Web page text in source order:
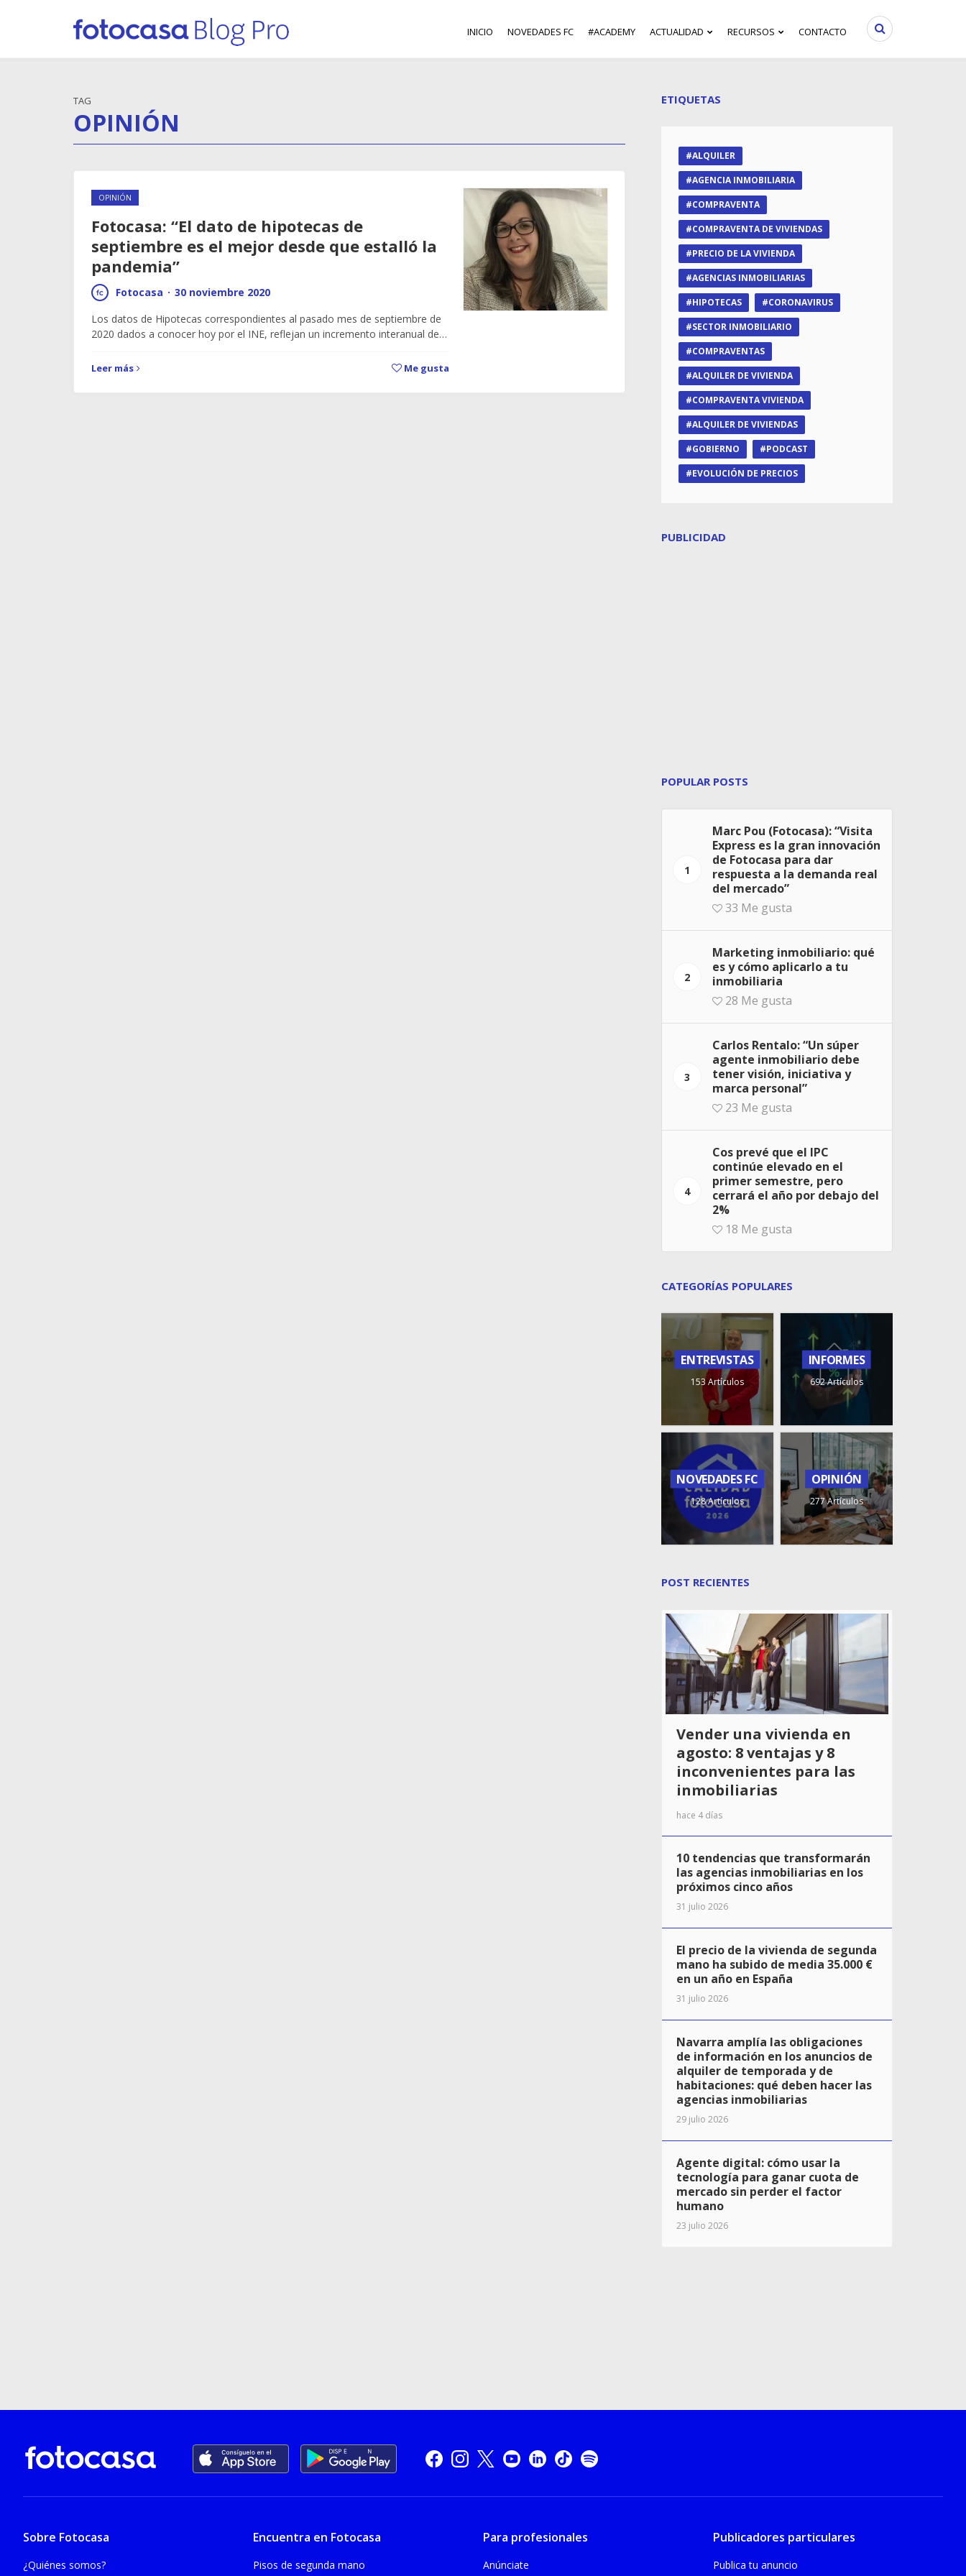
INICIO NOVEDADES FC #ACADEMY ACTUALIDAD RECURSOS CONTACTO
TAG
OPINIÓN
OPINIÓN
Fotocasa: “El dato de hipotecas de
septiembre es el mejor desde que estalló la
pandemia”
Fotocasa · 30 noviembre 2020
Los datos de Hipotecas correspondientes al pasado mes de septiembre de
2020 dados a conocer hoy por el INE, reflejan un incremento interanual de…
Leer más Me gusta
ETIQUETAS
ALQUILER
AGENCIA INMOBILIARIA
COMPRAVENTA
COMPRAVENTA DE VIVIENDAS
PRECIO DE LA VIVIENDA
AGENCIAS INMOBILIARIAS
HIPOTECAS
CORONAVIRUS
SECTOR INMOBILIARIO
COMPRAVENTAS
ALQUILER DE VIVIENDA
COMPRAVENTA VIVIENDA
ALQUILER DE VIVIENDAS
GOBIERNO
PODCAST
EVOLUCIÓN DE PRECIOS
PUBLICIDAD
POPULAR POSTS
1
Marc Pou (Fotocasa): “Visita
Express es la gran innovación
de Fotocasa para dar
respuesta a la demanda real
del mercado”
33 Me gusta
2
Marketing inmobiliario: qué
es y cómo aplicarlo a tu
inmobiliaria
28 Me gusta
3
Carlos Rentalo: “Un súper
agente inmobiliario debe
tener visión, iniciativa y
marca personal”
23 Me gusta
4
Cos prevé que el IPC
continúe elevado en el
primer semestre, pero
cerrará el año por debajo del
2%
18 Me gusta
CATEGORÍAS POPULARES
ENTREVISTAS
153 Artículos
INFORMES
692 Artículos
NOVEDADES FC
128 Artículos
OPINIÓN
277 Artículos
POST RECIENTES
Vender una vivienda en
agosto: 8 ventajas y 8
inconvenientes para las
inmobiliarias
hace 4 días
10 tendencias que transformarán
las agencias inmobiliarias en los
próximos cinco años
31 julio 2026
El precio de la vivienda de segunda
mano ha subido de media 35.000 €
en un año en España
31 julio 2026
Navarra amplía las obligaciones
de información en los anuncios de
alquiler de temporada y de
habitaciones: qué deben hacer las
agencias inmobiliarias
29 julio 2026
Agente digital: cómo usar la
tecnología para ganar cuota de
mercado sin perder el factor
humano
23 julio 2026
Sobre Fotocasa
¿Quiénes somos?
Encuentra en Fotocasa
Pisos de segunda mano
Para profesionales
Anúnciate
Publicadores particulares
Publica tu anuncio